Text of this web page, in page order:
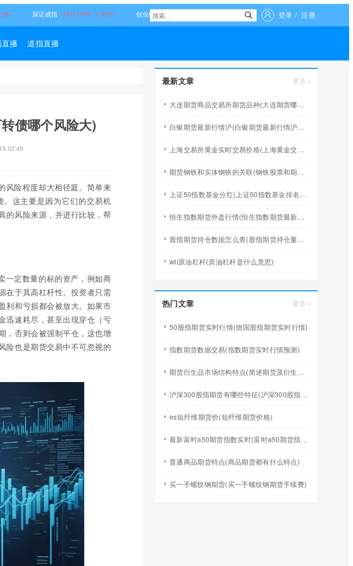
登录 / 注册
播 道指直播
债哪个风险大)
风险程度却大相径庭。简单来
这主要是因为它们的交易机
的风险来源，并进行比较，帮
一定数量的标的资产，例如商
在于其高杠杆性。投资者只需
利和亏损都会被放大。如果市
迅速耗尽，甚至出现穿仓（亏
，否则会被强制平仓，这也增
险也是期货交易中不可忽视的
最新文章 更多>
大连期货商品交易所期货品种(大连期货哪个品种收单边手续费)
白银期货最新行情沪(白银期货最新行情沪银上市)
上海交易所黄金实时交易价格(上海黄金交易所钯金实时价格)
期货钢铁和实体钢铁的关联(钢铁股票和期货市场有联动效应吗)
上证50指数基金分红(上证50指数基金排名前十名)
恒生指数期货外盘行情(恒生指数期货最新行情)
股指期货持仓数据怎么查(股指期货持仓量怎么看)
wti原油杠杆(原油杠杆是什么意思)
热门文章 更多>
50股指期货实时行情(德国股指期货实时行情)
指数期货数据交易(指数期货实时行情预测)
期货衍生品市场结构特点(简述期货及衍生品市场的作用)
沪深300股指期货有哪些特征(沪深300股指期货保证金多少)
es短纤维期货价(短纤维期货价格)
最新富时a50期货指数实时(富时a50期货指数在哪看)
普通商品期货特点(商品期货都有什么特点)
买一手螺纹钢期货(买一手螺纹钢期货手续费)